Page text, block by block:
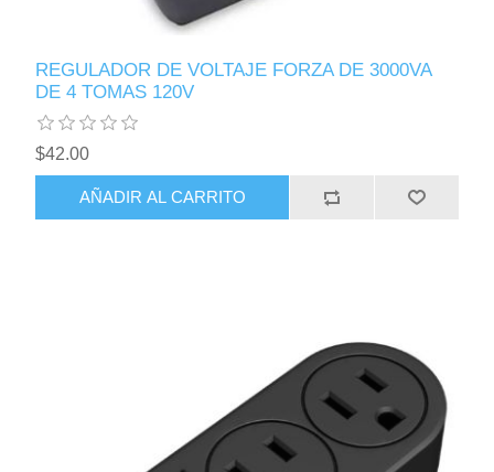
REGULADOR DE VOLTAJE FORZA DE 3000VA
DE 4 TOMAS 120V
$42.00
AÑADIR AL CARRITO